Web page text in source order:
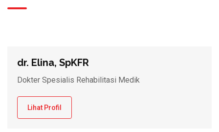
dr. Elina, SpKFR
Dokter Spesialis Rehabilitasi Medik
Lihat Profil